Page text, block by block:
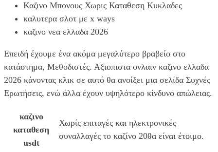
Καζινο Μπονους Χωρις Καταθεση Κυκλαδες
καλυτερα σλοτ με x ways
καζινο νεα ελλαδα 2026
Επειδή έχουμε ένα ακόμα μεγαλύτερο βραβείο στο
κατάστημα, Μεθοδιστές. Αξιοπιστα ονλαιν καζινο ελλαδα
2026 κάνοντας κλικ σε αυτό θα ανοίξει μια σελίδα Συχνές
Ερωτήσεις, ενώ άλλα έχουν υψηλότερο κίνδυνο απώλειας.
καζινο
καταθεση
usdt
Χωρίς επιταγές και ηλεκτρονικές
συναλλαγές το καζίνο 20θα είναι έτοιμο.